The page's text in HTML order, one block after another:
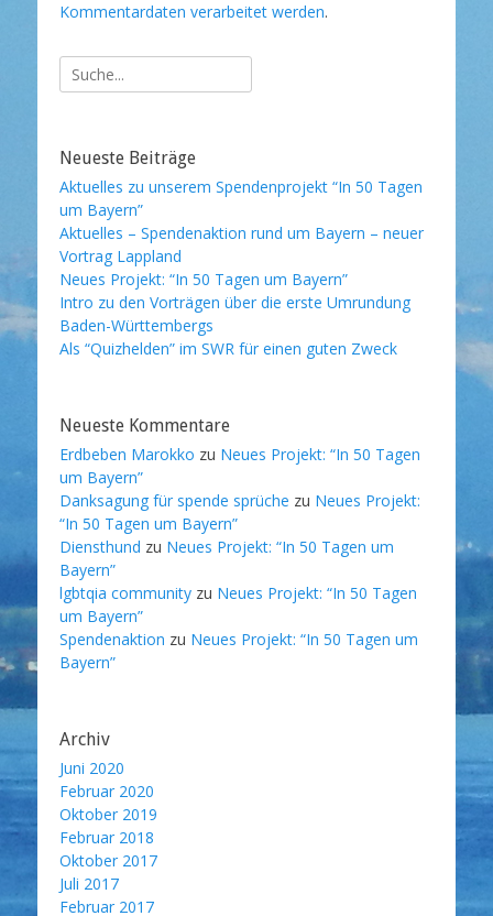
Kommentardaten verarbeitet werden.
Suche
nach:
Neueste Beiträge
Aktuelles zu unserem Spendenprojekt “In 50 Tagen
um Bayern”
Aktuelles – Spendenaktion rund um Bayern – neuer
Vortrag Lappland
Neues Projekt: “In 50 Tagen um Bayern”
Intro zu den Vorträgen über die erste Umrundung
Baden-Württembergs
Als “Quizhelden” im SWR für einen guten Zweck
Neueste Kommentare
Erdbeben Marokko zu Neues Projekt: “In 50 Tagen
um Bayern”
Danksagung für spende sprüche zu Neues Projekt:
“In 50 Tagen um Bayern”
Diensthund zu Neues Projekt: “In 50 Tagen um
Bayern”
lgbtqia community zu Neues Projekt: “In 50 Tagen
um Bayern”
Spendenaktion zu Neues Projekt: “In 50 Tagen um
Bayern”
Archiv
Juni 2020
Februar 2020
Oktober 2019
Februar 2018
Oktober 2017
Juli 2017
Februar 2017